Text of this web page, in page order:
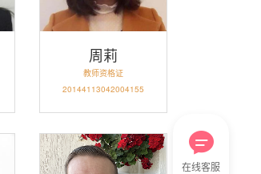
在线客服
周莉
教师资格证
20144113042004155